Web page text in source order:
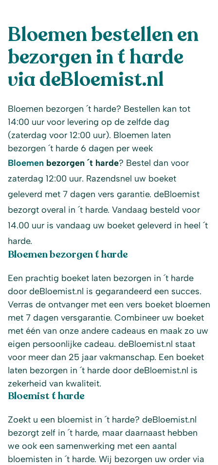
Bloemen bestellen en
bezorgen in ´t harde
via deBloemist.nl
Bloemen bezorgen ´t harde? Bestellen kan tot
14:00 uur voor levering op de zelfde dag
(zaterdag voor 12:00 uur). Bloemen laten
bezorgen ´t harde 6 dagen per week
Bloemen bezorgen ´t harde? Bestel dan voor
zaterdag 12:00 uur. Razendsnel uw boeket
geleverd met 7 dagen vers garantie. deBloemist
bezorgt overal in ´t harde. Vandaag besteld voor
14.00 uur is vandaag uw boeket geleverd in heel ´t
harde.
Bloemen bezorgen ´t harde
Een prachtig boeket laten bezorgen in ´t harde
door deBloemist.nl is gegarandeerd een succes.
Verras de ontvanger met een vers boeket bloemen
met 7 dagen versgarantie. Combineer uw boeket
met één van onze andere cadeaus en maak zo uw
eigen persoonlijke cadeau. deBloemist.nl staat
voor meer dan 25 jaar vakmanschap. Een boeket
laten bezorgen in ´t harde door deBloemist.nl is
zekerheid van kwaliteit.
Bloemist ´t harde
Zoekt u een bloemist in ´t harde? deBloemist.nl
bezorgt zelf in ´t harde, maar daarnaast hebben
we ook een samenwerking met een aantal
bloemisten in ´t harde. Wij bezorgen uw order via